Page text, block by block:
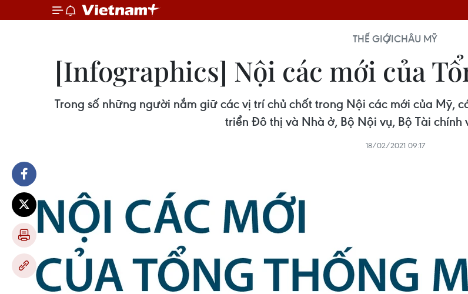
THẾ GIỚICHÂU MỸ
[Infographics] Nội các mới của
Trong số những người nắm giữ các vị trí chủ chốt trong Nội các mới của Mỹ,
triển Đô thị và Nhà ở, Bộ Nội vụ, Bộ Tài
18/02/2021 09:17